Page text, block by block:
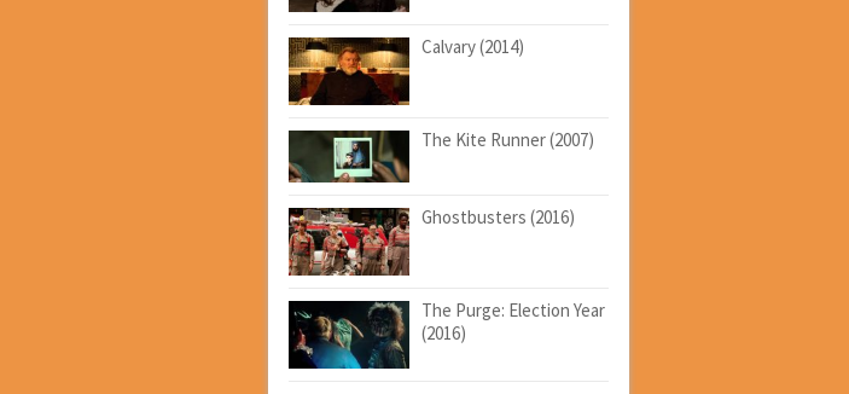
Calvary (2014)
The Kite Runner (2007)
Ghostbusters (2016)
The Purge: Election Year
(2016)